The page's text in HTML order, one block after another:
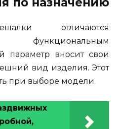
отличаются
функциональным
параметр вносит свои
вид изделия. Этот
при выборе модели.